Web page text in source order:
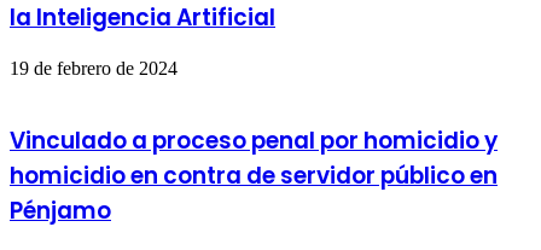
la Inteligencia Artificial
19 de febrero de 2024
Vinculado a proceso penal por homicidio y
homicidio en contra de servidor público en
Pénjamo